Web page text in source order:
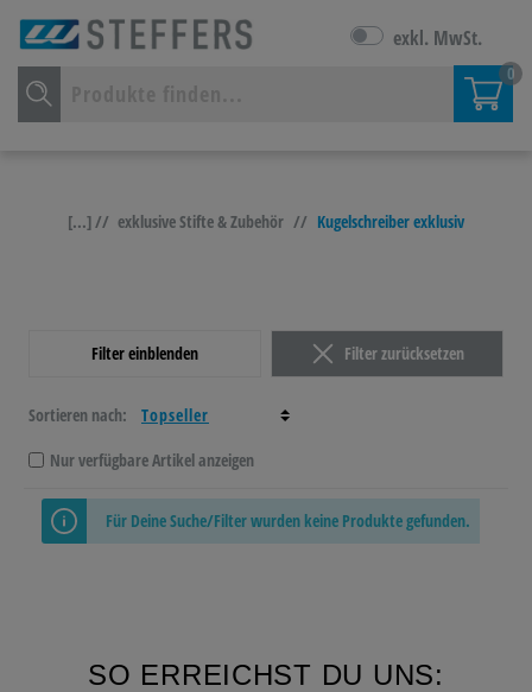
exkl. MwSt.
0
[...] // exklusive Stifte & Zubehör // Kugelschreiber exklusiv
Filter einblenden Filter zurücksetzen
Sortieren nach:
Nur verfügbare Artikel anzeigen
Für Deine Suche/Filter wurden keine Produkte gefunden.
SO ERREICHST DU UNS: